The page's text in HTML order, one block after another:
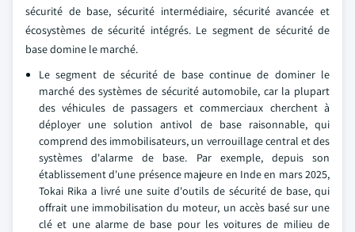
sécurité de base, sécurité intermédiaire, sécurité avancée et
écosystèmes de sécurité intégrés. Le segment de sécurité de
base domine le marché.
Le segment de sécurité de base continue de dominer le
marché des systèmes de sécurité automobile, car la plupart
des véhicules de passagers et commerciaux cherchent à
déployer une solution antivol de base raisonnable, qui
comprend des immobilisateurs, un verrouillage central et des
systèmes d'alarme de base. Par exemple, depuis son
établissement d'une présence majeure en Inde en mars 2025,
Tokai Rika a livré une suite d'outils de sécurité de base, qui
offrait une immobilisation du moteur, un accès basé sur une
clé et une alarme de base pour les voitures de milieu de